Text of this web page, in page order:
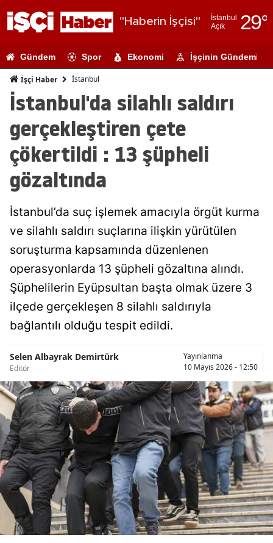
"Haberin İşçisi"
İstanbul
Açık
29°
Adıyaman
Ağrı
Artvin
Aydın
Balıkesir
Bilecik
Bolu
Burdur
Bursa
Çanakkale
Çankırı
Çorum
Denizli
Diyarbakır
Gündem Spor Ekonomi İşçinin Gündemi
İşçi Haber İstanbul
İstanbul'da silahlı saldırı
gerçekleştiren çete
çökertildi : 13 şüpheli
gözaltında
İstanbul’da suç işlemek amacıyla örgüt kurma
ve silahlı saldırı suçlarına ilişkin yürütülen
soruşturma kapsamında düzenlenen
operasyonlarda 13 şüpheli gözaltına alındı.
Şüphelilerin Eyüpsultan başta olmak üzere 3
ilçede gerçekleşen 8 silahlı saldırıyla
bağlantılı olduğu tespit edildi.
Selen Albayrak Demirtürk
Editör
Yayınlanma
10 Mayıs 2026 - 12:50